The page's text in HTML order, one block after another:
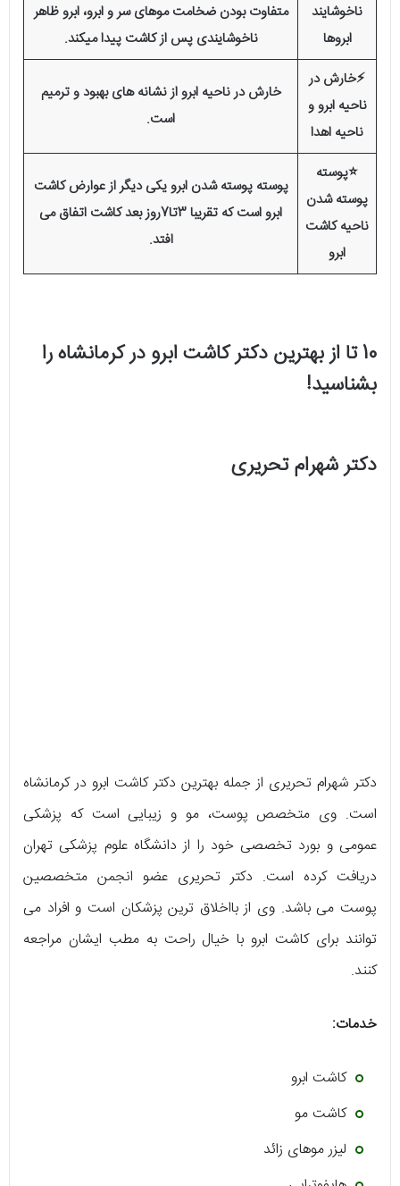
ناخوشایند
ابروها
متفاوت بودن ضخامت موهای سر و ابرو، ابرو ظاهر
ناخوشایندی پس از کاشت پیدا میکند.
⚡خارش در
ناحیه ابرو و
ناحیه اهدا
خارش در ناحیه ابرو از نشانه های بهبود و ترمیم
است.
⭐پوسته
پوسته شدن
ناحیه کاشت
ابرو
پوسته پوسته شدن ابرو یکی دیگر از عوارض کاشت
ابرو است که تقریبا 3تا7روز بعد کاشت اتفاق می
افتد.
10 تا از بهترین دکتر کاشت ابرو در کرمانشاه را
بشناسید!
دکتر شهرام تحریری
دکتر شهرام تحریری از جمله بهترین دکتر کاشت ابرو در کرمانشاه
است. وی متخصص پوست، مو و زیبایی است که پزشکی
عمومی و بورد تخصصی خود را از دانشگاه علوم پزشکی تهران
دریافت کرده است. دکتر تحریری عضو انجمن متخصصین
پوست می باشد. وی از بااخلاق ترین پزشکان است و افراد می
توانند برای کاشت ابرو با خیال راحت به مطب ایشان مراجعه
کنند.
خدمات:
کاشت ابرو
کاشت مو
لیزر موهای زائد